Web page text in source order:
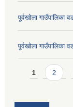
पूर्वखोला गाउँपालिका
पूर्वखोला गाउँपालिका
Pages
1 2